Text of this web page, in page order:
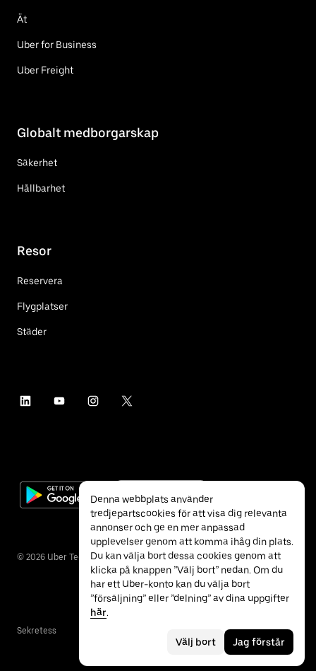
Ät
Uber for Business
Uber Freight
Globalt medborgarskap
Säkerhet
Hållbarhet
Resor
Reservera
Flygplatser
Städer
© 2026 Uber Technologies Inc.
Sekretess
Denna webbplats använder
tredjepartscookies för att visa dig relevanta
annonser och ge en mer anpassad
upplevelser genom att komma ihåg din plats.
Du kan välja bort dessa cookies genom att
klicka på knappen ”Välj bort” nedan. Om du
har ett Uber-konto kan du välja bort
”försäljning” eller ”delning” av dina uppgifter
här.
Välj bort Jag förstår